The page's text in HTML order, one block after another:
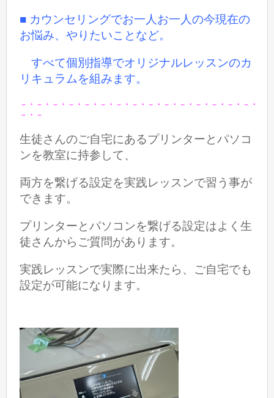
■ カウンセリングでお一人お一人の今現在の
お悩み、やりたいことなど。
すべて個別指導でオリジナルレッスンのカ
リキュラムを組みます。
－・－・－・－・－・－・－・－・－・－・－・－・－・－・－・
－・－
生徒さんのご自宅にあるプリンターとパソコ
ンを教室に持参して、
両方を繋げる設定を実践レッスンで習う事が
できます。
プリンターとパソコンを繋げる設定はよく生
徒さんからご質問があります。
実践レッスンで実際に出来たら、ご自宅でも
設定が可能になります。